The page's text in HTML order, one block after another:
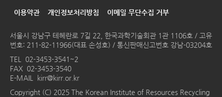
이용약관 개인정보처리방침 이메일 무단수집 거부
서울시 강남구 테헤란로 7길 22, 한국과학기술회관 1관 1106호 / 고유
번호: 211-82-11966(대표 손성호) / 통신판매신고번호 강남-03204호
TEL 02-3453-3541~2
FAX 02-3453-3540
E-MAIL
kirr@kirr.or.kr
Copyright (C) 2025 The Korean Institute of Resources Recycling